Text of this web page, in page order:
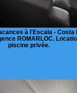
à l'Escala - Costa
ROMARLOC.
piscine privée.